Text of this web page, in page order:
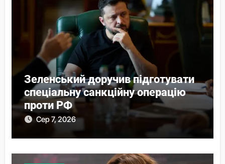
Зеленський доручив підготувати
спеціальну санкційну операцію
проти РФ
Сер 7, 2026